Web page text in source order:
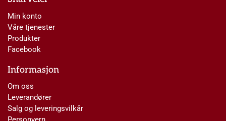
Min konto
Våre tjenester
Produkter
Facebook
Informasjon
Om oss
Leverandører
Salg og leveringsvilkår